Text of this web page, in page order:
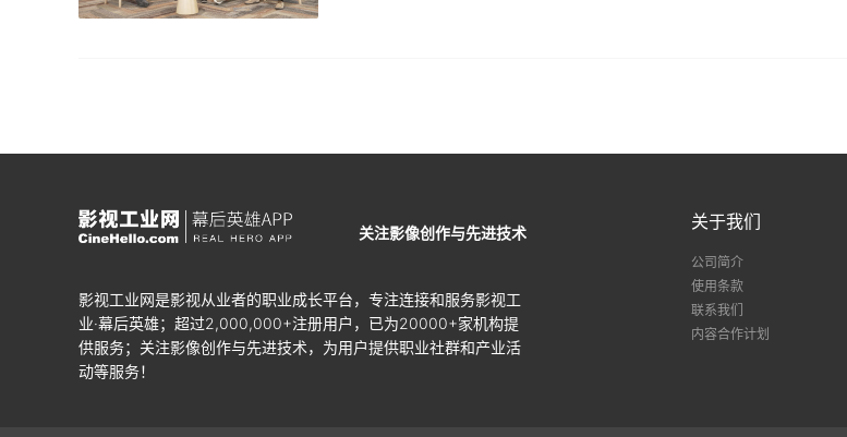
关注影像创作与先进技术
影视工业网是影视从业者的职业成长平台，专注连接和服务影视工
业·幕后英雄；超过2,000,000+注册用户，已为20000+家机构提
供服务；关注影像创作与先进技术，为用户提供职业社群和产业活
动等服务！
关于我们
公司简介
使用条款
联系我们
内容合作计划